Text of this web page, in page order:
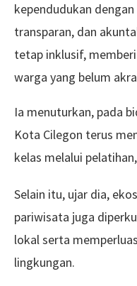
kependudukan
transparan, dan
tetap inklusif,
warga yang belum
Ia menuturkan, pada
Kota Cilegon terus
kelas melalui
Selain itu, ujar dia,
pariwisata juga
lokal serta
lingkungan.